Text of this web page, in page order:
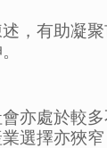
，有助凝
亦處於較
選擇亦狹